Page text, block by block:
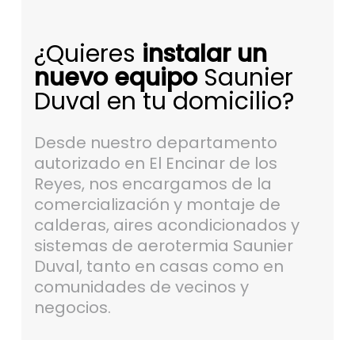
¿Quieres instalar un
nuevo equipoSaunier
Duval en tu domicilio?
Desde nuestro departamento
autorizado en El Encinar de los
Reyes, nos encargamos de la
comercialización y montaje de
calderas, aires acondicionados y
sistemas de aerotermia Saunier
Duval, tanto en casas como en
comunidades de vecinos y
negocios.